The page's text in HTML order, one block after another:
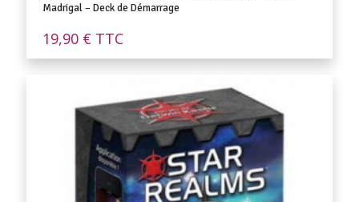
Madrigal – Deck de Démarrage
19,90 € TTC